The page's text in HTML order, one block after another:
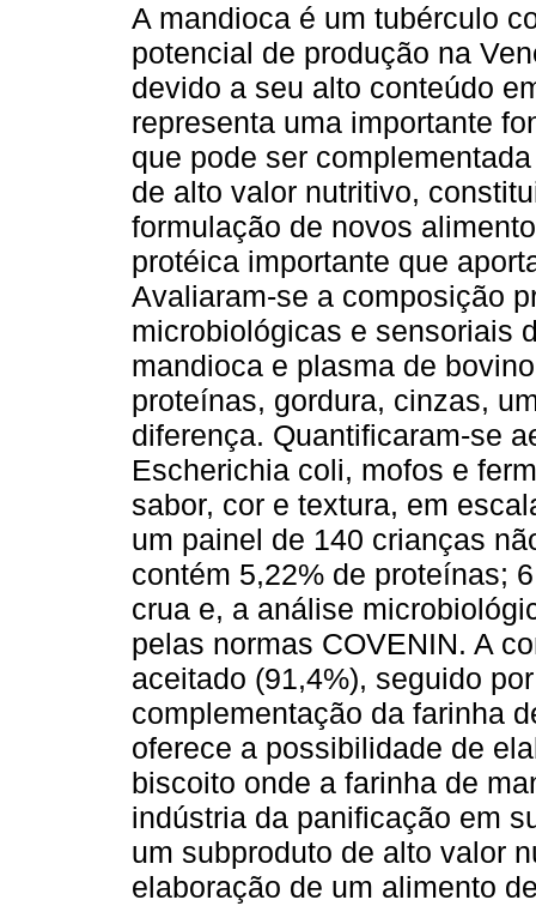
A mandioca é um tubérculo
potencial de produção na
devido a seu alto conteúdo
representa uma importante
que pode ser
de alto valor nutritivo,
formulação de novos
protéica importante que
Avaliaram-se a composição
microbiológicas e sensoriais
mandioca e plasma de
proteínas, gordura, cinzas,
diferença. Quantificaram-se
Escherichia coli, mofos e
sabor, cor e textura, em
um painel de 140 crianças
contém 5,22% de proteínas;
crua e, a análise
pelas normas COVENIN. A
aceitado (91,4%), seguido
complementação da farinha
oferece a possibilidade de
biscoito onde a farinha de
indústria da panificação em
um subproduto de alto valor
elaboração de um alimento